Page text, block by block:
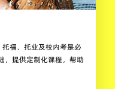
托福、托业及校内考是必
，提供定制化课程，帮助